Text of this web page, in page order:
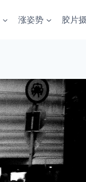
涨姿势 胶片